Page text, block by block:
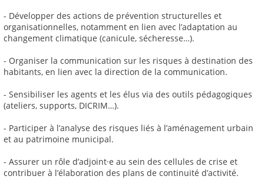
- Développer des actions de prévention structurelles et
organisationnelles, notamment en lien avec l’adaptation au
changement climatique (canicule, sécheresse…).
- Organiser la communication sur les risques à destination des
habitants, en lien avec la direction de la communication.
- Sensibiliser les agents et les élus via des outils pédagogiques
(ateliers, supports, DICRIM…).
- Participer à l’analyse des risques liés à l’aménagement urbain
et au patrimoine municipal.
- Assurer un rôle d’adjoint·e au sein des cellules de crise et
contribuer à l’élaboration des plans de continuité d’activité.